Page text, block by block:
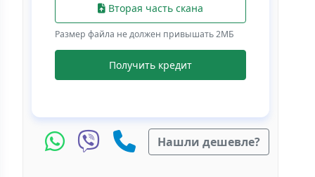
Вторая часть скана
Размер файла не должен привышать 2МБ
Получить кредит
Нашли дешевле?